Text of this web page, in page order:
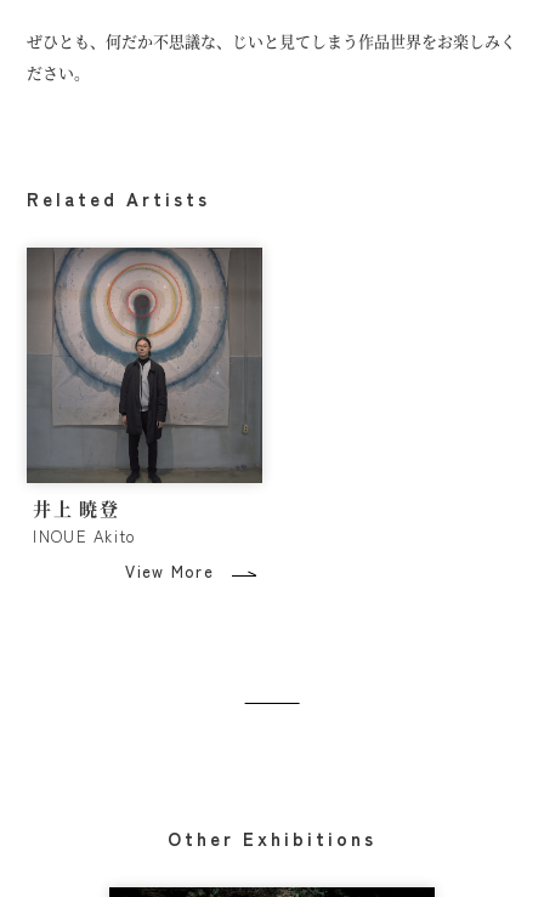
ぜひとも、何だか不思議な、じいと見てしまう作品世界をお楽しみく
ださい。
Related Artists
井上 暁登
INOUE Akito
View More
Other Exhibitions